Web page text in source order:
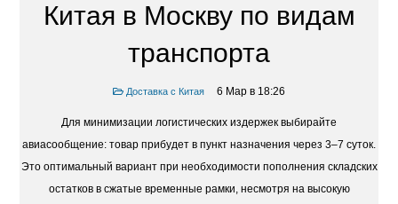
Китая в Москву по видам
транспорта
Доставка с Китая 6 Мар в 18:26
Для минимизации логистических издержек выбирайте
авиасообщение: товар прибудет в пункт назначения через 3–7 суток.
Это оптимальный вариант при необходимости пополнения складских
остатков в сжатые временные рамки, несмотря на высокую